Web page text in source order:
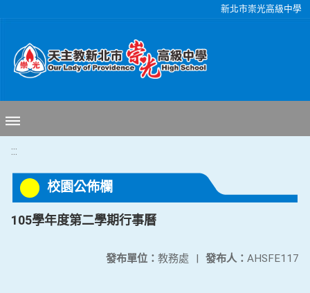
新北市崇光高級中學
:::
校園公佈欄
105學年度第二學期行事曆
發布人： AHSFE117
發布單位： 教務處 |